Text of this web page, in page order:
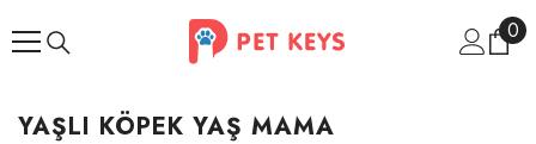
00
YAŞLI KÖPEK YAŞ MAMA